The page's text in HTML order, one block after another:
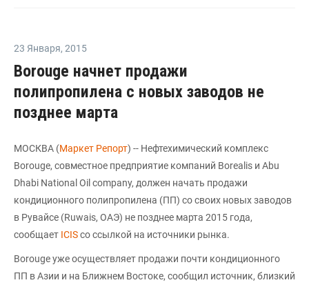
23 Января, 2015
Borouge начнет продажи
полипропилена с новых заводов не
позднее марта
МОСКВА (Маркет Репорт) -- Нефтехимический комплекс
Borouge, совместное предприятие компаний Borealis и Abu
Dhabi National Oil company, должен начать продажи
кондиционного полипропилена (ПП) со своих новых заводов
в Рувайсе (Ruwais, ОАЭ) не позднее марта 2015 года,
сообщает ICISсо ссылкой на источники рынка.
Borouge уже осуществляет продажи почти кондиционного
ПП в Азии и на Ближнем Востоке, сообщил источник, близкий